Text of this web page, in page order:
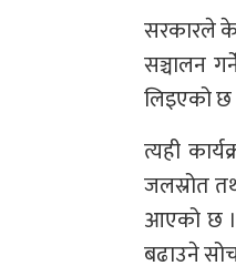
सरकारले
सञ्चालन
लिइएको छ
त्यही
जलस्रोत
आएको छ ।
बढाउने